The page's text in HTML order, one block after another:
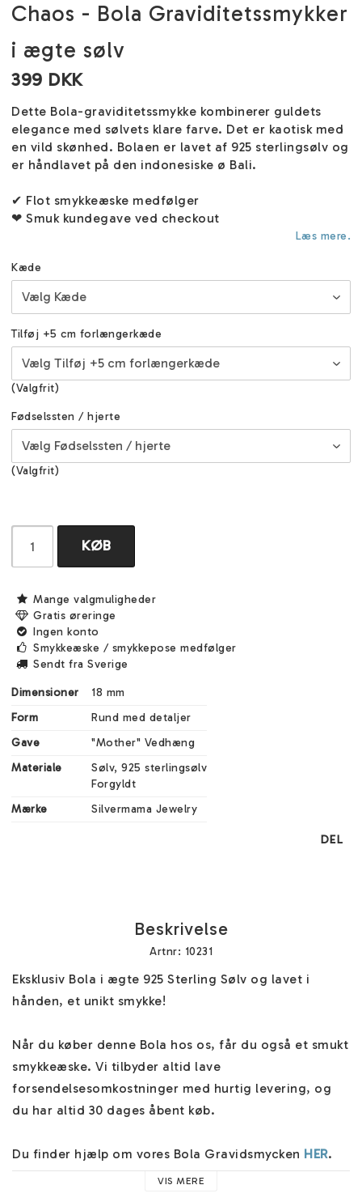
Chaos - Bola Graviditetssmykker
i ægte sølv
399 DKK
Dette Bola-graviditetssmykke kombinerer guldets
elegance med sølvets klare farve. Det er kaotisk med
en vild skønhed. Bolaen er lavet af 925 sterlingsølv og
er håndlavet på den indonesiske ø Bali.
✔ Flot smykkeæske medfølger
❤ Smuk kundegave ved checkout
Læs mere.
Kæde
Tilføj +5 cm forlængerkæde
(Valgfrit)
Fødselssten / hjerte
(Valgfrit)
KØB
Mange valgmuligheder
Gratis øreringe
Ingen konto
Smykkeæske / smykkepose medfølger
Sendt fra Sverige
Dimensioner
18 mm
Form
Rund med detaljer
Gave
"Mother" Vedhæng
Materiale
Sølv, 925 sterlingsølv
Forgyldt
Mærke
Silvermama Jewelry
DEL
Beskrivelse
Artnr: 10231
Eksklusiv Bola i ægte 925 Sterling Sølv og lavet i
hånden, et unikt smykke!
Når du køber denne Bola hos os, får du også et smukt
smykkeæske. Vi tilbyder altid lave
forsendelsesomkostninger med hurtig levering, og
du har altid 30 dages åbent køb.
Du finder hjælp om vores Bola Gravidsmycken HER.
Alle vores kæder/halskæder er mindst 110cm lange og
VIS MERE